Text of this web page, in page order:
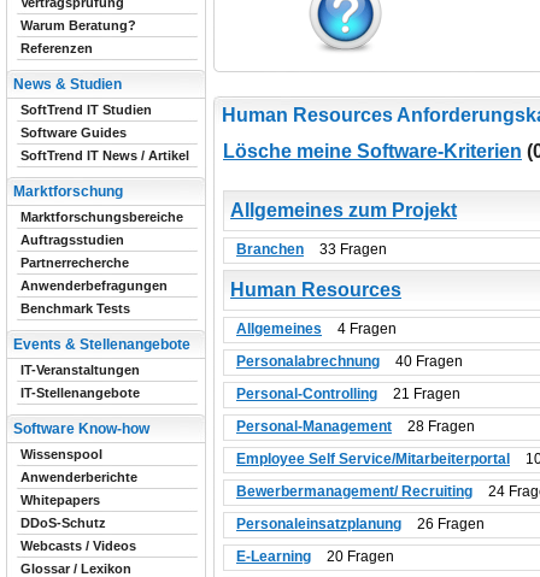
Human Resources
Lösche meine Software-Kriterien
Allgemeines zum Projekt
Branchen 33 Fragen
Human Resources
Allgemeines
4 Fragen
Personalabrechnung
40 Fragen
Personal-Controlling
21 Fragen
Personal-Management
28 Fragen
Employee Self Service/Mitarbeiterportal
Bewerbermanagement/ Recruiting
24
Personaleinsatzplanung
26 Fragen
E-Learning
20 Fragen
Warum Beratung?
Referenzen
News & Studien
SoftTrend IT Studien
Software Guides
SoftTrend IT News / Artikel
Marktforschung
Marktforschungsbereiche
Auftragsstudien
Partnerrecherche
Anwenderbefragungen
Benchmark Tests
Events & Stellenangebote
IT-Veranstaltungen
IT-Stellenangebote
Software Know-how
Wissenspool
Anwenderberichte
Whitepapers
DDoS-Schutz
Webcasts / Videos
Glossar / Lexikon